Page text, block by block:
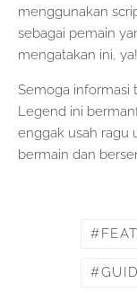
menggunakan
sebagai pemain
mengatakan ini, ya!
Semoga informasi
Legend ini
enggak usah ragu
bermain dan